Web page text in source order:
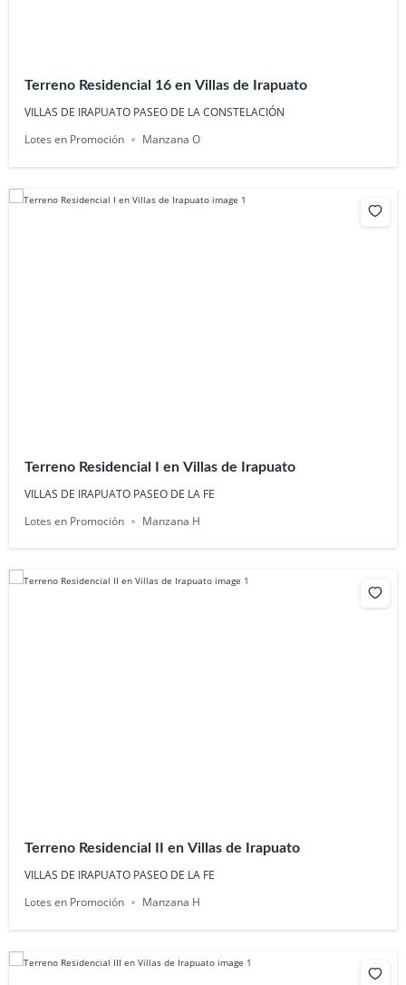
Terreno Residencial 16 en Villas de Irapuato
VILLAS DE IRAPUATO PASEO DE LA CONSTELACIÓN
Lotes en Promoción
Manzana O
Terreno Residencial I en Villas de Irapuato
VILLAS DE IRAPUATO PASEO DE LA FE
Lotes en Promoción
Manzana H
Terreno Residencial II en Villas de Irapuato
VILLAS DE IRAPUATO PASEO DE LA FE
Lotes en Promoción
Manzana H